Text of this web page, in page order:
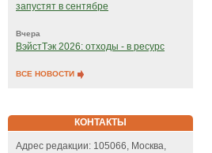
запустят в сентябре
Вчера
ВэйстТэк 2026: отходы - в ресурс
ВСЕ НОВОСТИ
КОНТАКТЫ
Адрес редакции: 105066, Москва,